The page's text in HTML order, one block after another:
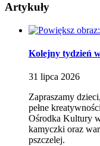
Artykuły
Kolejny tydzień
31 lipca 2026
Zapraszamy
pełne
Ośrodka Kultury
kamyczki oraz
pszczelej.